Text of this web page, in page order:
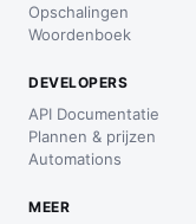
Opschalingen
Woordenboek
DEVELOPERS
API Documentatie
Plannen & prijzen
Automations
MEER